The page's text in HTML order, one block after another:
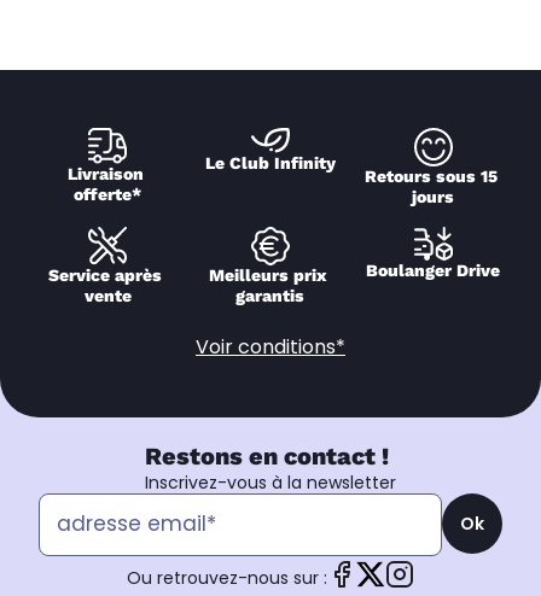
Livraison
offerte*
Le Club Infinity
Retours sous 15
jours
Service après
vente
Meilleurs prix
garantis
Boulanger Drive
Voir conditions*
Restons en contact !
Inscrivez-vous à la newsletter
Ok
Ou retrouvez-nous sur :